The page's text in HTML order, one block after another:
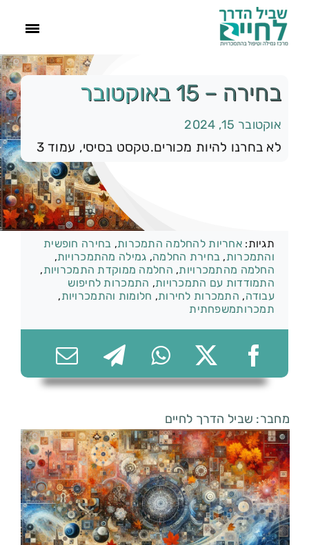
הסיפור שלנו
צור קשר
074-7361656
בחירה – 15 באוקטובר
אוקטובר 15, 2024
לא בחרנו להיות מכורים.טקסט בסיסי, עמוד 3
תגיות: אחריות להחלמה התמכרות, בחירה חופשית
והתמכרות, בחירת החלמה, גמילה מהתמכרויות,
החלמה מהתמכרויות, החלמה ממוקדת התמכרויות,
התמודדות עם התמכרויות, התמכרות לחיפוש
עבודה, התמכרות לחירות, חלומות והתמכרויות,
תמכרותמשפחתית
מחבר: שביל הדרך לחיים